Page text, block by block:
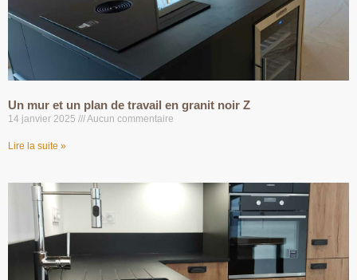
Un mur et un plan de travail en granit noir Z
14 janvier 2025 Aucun commentaire
Lire la suite »